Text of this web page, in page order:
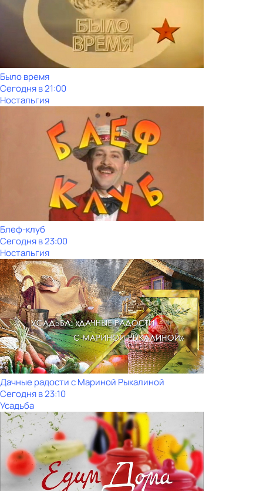
Было время
Сегодня в 21:00
Ностальгия
Блеф-клуб
Сегодня в 23:00
Ностальгия
Дачные радости с Мариной Рыкалиной
Сегодня в 23:10
Усадьба